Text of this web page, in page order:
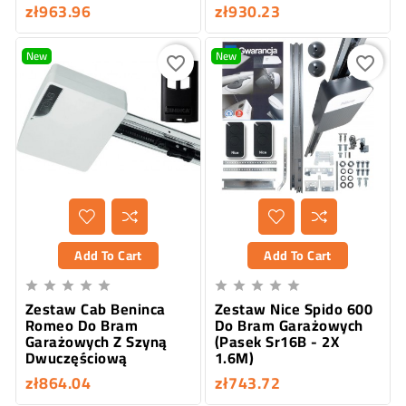
zł963.96 zł930.23
New
Add To Cart
    
Zestaw Cab Beninca
Romeo Do Bram
Garażowych Z Szyną
Dwuczęściową
zł864.04
favorite_border New
Add To Cart
    
Zestaw Nice Spido 600
Do Bram Garażowych
(Pasek Sr16B - 2X
1.6M)
zł743.72
favorite_border